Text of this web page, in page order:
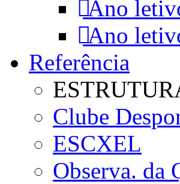
Ano
Ano
Referência
Clube
ESCXEL
Observa. da